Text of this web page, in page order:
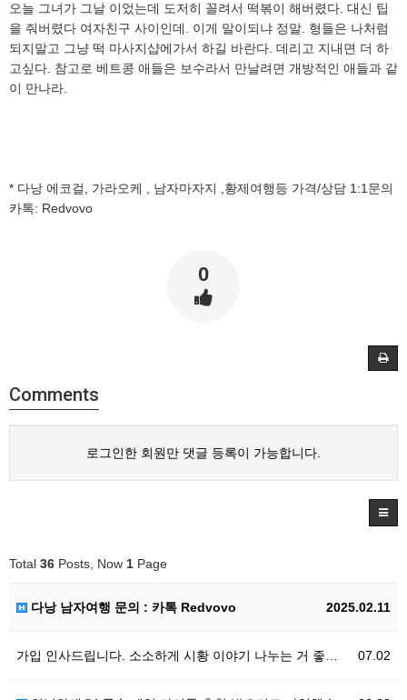
오늘 그녀가 그날 이었는데 도저히 꼴려서 떡볶이 해버렸다. 대신 팁
을 줘버렸다 여자친구 사이인데. 이게 말이되냐 정말. 형들은 나처럼
되지말고 그냥 떡 마사지샵에가서 하길 바란다. 데리고 지내면 더 하
고싶다. 참고로 베트콩 애들은 보수라서 만날려면 개방적인 애들과 같
이 만나라.
* 다낭 에코걸, 가라오케 , 남자마자지 ,황제여행등 가격/상담 1:1문의
카톡: Redvovo
0
Comments
로그인한 회원만 댓글 등록이 가능합니다.
Total 36 Posts, Now 1 Page
2025.02.11
다낭 남자여행 문의 : 카톡 Redvovo
07.02
가입 인사드립니다. 소소하게 시황 이야기 나누는 거 좋…